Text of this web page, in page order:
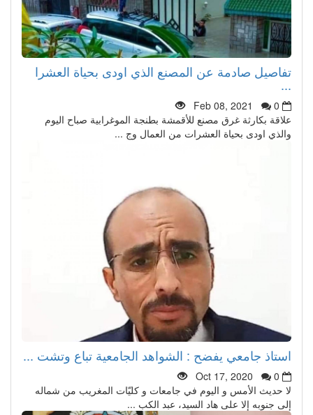
تفاصيل صادمة عن المصنع الذي اودى بحياة العشرا
Feb 08, 2021
0
علاقة بكارثة غرق مصنع للأقمشة بطنجة الموغرابية صباح اليوم
والذي اودى بحياة العشرات من العمال وج ...
استاذ جامعي يفضح : الشواهد الجامعية تباع وتشت ...
Oct 17, 2020
0
لا حديث الأمس و اليوم في جامعات و كليّات المغريب من شماله
إلى جنوبه إلا على هاد السيد، عبد الكب ...